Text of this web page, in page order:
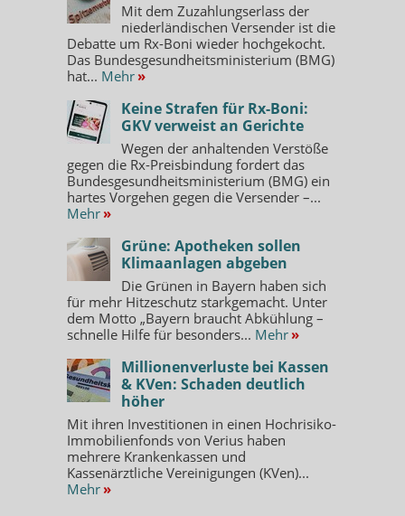
Mit dem Zuzahlungserlass der
niederländischen Versender ist die
Debatte um Rx-Boni wieder hochgekocht.
Das Bundesgesundheitsministerium (BMG)
hat... Mehr »
Keine Strafen für Rx-Boni:
GKV verweist an Gerichte
Wegen der anhaltenden Verstöße
gegen die Rx-Preisbindung fordert das
Bundesgesundheitsministerium (BMG) ein
hartes Vorgehen gegen die Versender –...
Mehr »
Grüne: Apotheken sollen
Klimaanlagen abgeben
Die Grünen in Bayern haben sich
für mehr Hitzeschutz starkgemacht. Unter
dem Motto „Bayern braucht Abkühlung –
schnelle Hilfe für besonders... Mehr »
Millionenverluste bei Kassen
& KVen: Schaden deutlich
höher
Mit ihren Investitionen in einen Hochrisiko-
Immobilienfonds von Verius haben
mehrere Krankenkassen und
Kassenärztliche Vereinigungen (KVen)...
Mehr »